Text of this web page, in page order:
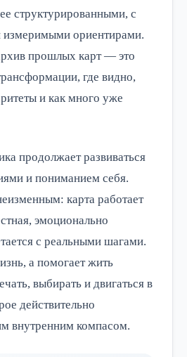
структурированными, с
измеримыми ориентирами.
прошлых карт — это
где видно,
и как много уже
продолжает развиваться
и пониманием себя.
карта работает
эмоционально
с реальными шагами.
а помогает жить
выбирать и двигаться в
действительно
внутренним компасом.